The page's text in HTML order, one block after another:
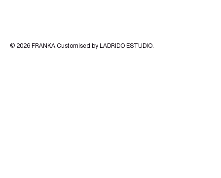
© 2026 FRANKA.Customised by LADRIDO ESTUDIO.